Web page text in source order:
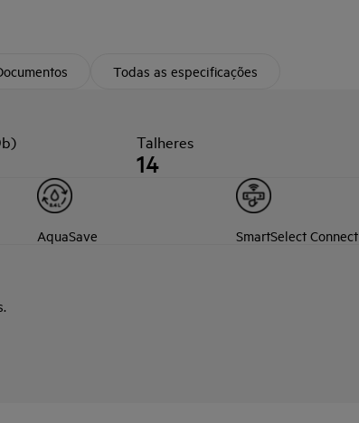
Todas as especificações
Talheres
14
AquaSave SmartSelect Connect